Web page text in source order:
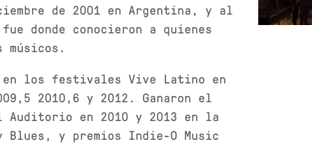
de 2001 en Argentina, y al
donde conocieron a quienes
músicos.
en los festivales Vive Latino en
2010,6 y 2012. Ganaron el
Auditorio en 2010 y 2013 en la
Blues, y premios Indie-O Music